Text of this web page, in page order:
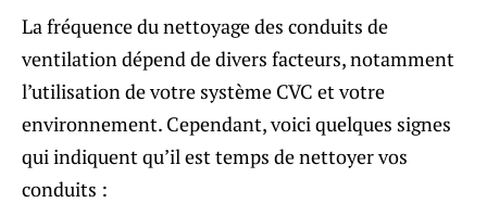
La fréquence du nettoyage des conduits de
ventilation dépend de divers facteurs, notamment
l’utilisation de votre système CVC et votre
environnement. Cependant, voici quelques signes
qui indiquent qu’il est temps de nettoyer vos
conduits :